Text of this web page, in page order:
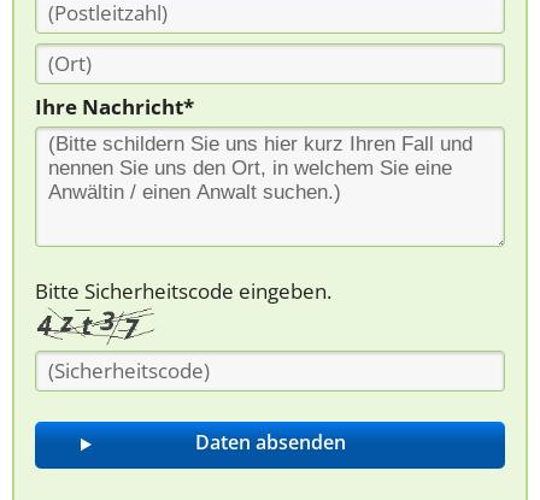
Ihre Nachricht*
Bitte Sicherheitscode eingeben.